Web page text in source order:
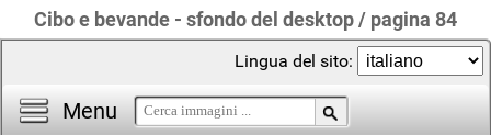
Cibo e bevande - sfondo del desktop / pagina 84
Menu
Lingua del sito: